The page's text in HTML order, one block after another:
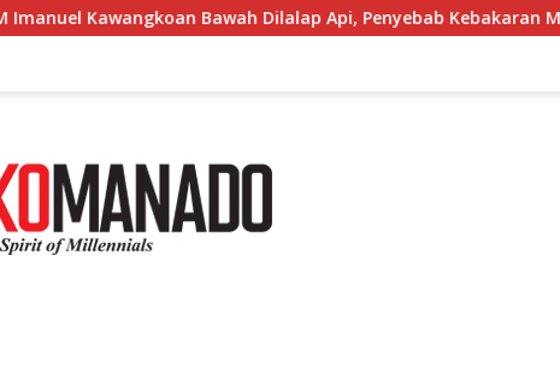
Bawah Dilalap Api, Penyebab Kebakaran Masih Diselidiki